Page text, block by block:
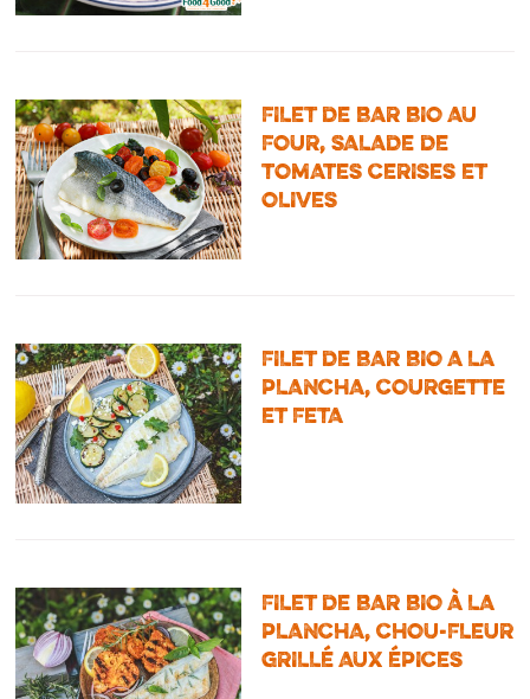
FILET DE BAR BIO AU
FOUR, SALADE DE
TOMATES CERISES ET
OLIVES
FILET DE BAR BIO A LA
PLANCHA, COURGETTE
ET FETA
FILET DE BAR BIO À LA
PLANCHA, CHOU-FLEUR
GRILLÉ AUX ÉPICES